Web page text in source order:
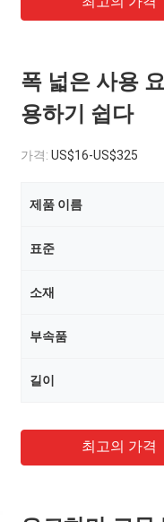
폭 넓은 사용
용하기 쉽다
가격: US$16-US$325
제품 이름
표준
소재
부속품
길이
최고의 가격